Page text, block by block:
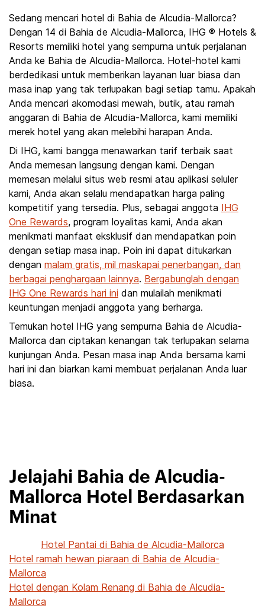
Sedang mencari hotel di Bahia de Alcudia-Mallorca?
Dengan 14 di Bahia de Alcudia-Mallorca, IHG ® Hotels &
Resorts memiliki hotel yang sempurna untuk perjalanan
Anda ke Bahia de Alcudia-Mallorca. Hotel-hotel kami
berdedikasi untuk memberikan layanan luar biasa dan
masa inap yang tak terlupakan bagi setiap tamu. Apakah
Anda mencari akomodasi mewah, butik, atau ramah
anggaran di Bahia de Alcudia-Mallorca, kami memiliki
merek hotel yang akan melebihi harapan Anda.
Di IHG, kami bangga menawarkan tarif terbaik saat
Anda memesan langsung dengan kami. Dengan
memesan melalui situs web resmi atau aplikasi seluler
kami, Anda akan selalu mendapatkan harga paling
kompetitif yang tersedia. Plus, sebagai anggota IHG
One Rewards, program loyalitas kami, Anda akan
menikmati manfaat eksklusif dan mendapatkan poin
dengan setiap masa inap. Poin ini dapat ditukarkan
dengan malam gratis, mil maskapai penerbangan, dan
berbagai penghargaan lainnya. Bergabunglah dengan
IHG One Rewards hari ini dan mulailah menikmati
keuntungan menjadi anggota yang berharga.
Temukan hotel IHG yang sempurna Bahia de Alcudia-
Mallorca dan ciptakan kenangan tak terlupakan selama
kunjungan Anda. Pesan masa inap Anda bersama kami
hari ini dan biarkan kami membuat perjalanan Anda luar
biasa.
Jelajahi Bahia de Alcudia-
Mallorca Hotel Berdasarkan
Minat
Hotel Pantai di Bahia de Alcudia-Mallorca
Hotel ramah hewan piaraan di Bahia de Alcudia-
Mallorca
Hotel dengan Kolam Renang di Bahia de Alcudia-
Mallorca